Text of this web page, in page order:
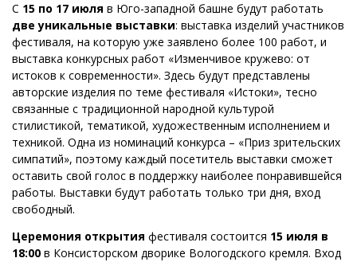
С 15 по 17 июля в Юго-западной башне будут работать
две уникальные выставки: выставка изделий участников
фестиваля, на которую уже заявлено более 100 работ, и
выставка конкурсных работ «Изменчивое кружево: от
истоков к современности». Здесь будут представлены
авторские изделия по теме фестиваля «Истоки», тесно
связанные с традиционной народной культурой
стилистикой, тематикой, художественным исполнением и
техникой. Одна из номинаций конкурса – «Приз зрительских
симпатий», поэтому каждый посетитель выставки сможет
оставить свой голос в поддержку наиболее понравившейся
работы. Выставки будут работать только три дня, вход
свободный.
Церемония открытия фестиваля состоится 15 июля в
18:00 в Консисторском дворике Вологодского кремля. Вход